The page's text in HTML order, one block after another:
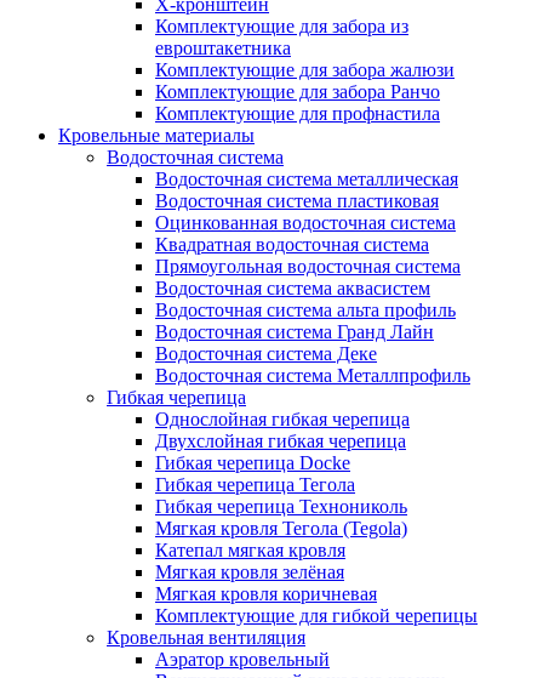
Х-кронштейн
Комплектующие для забора из
евроштакетника
Комплектующие для забора жалюзи
Комплектующие для забора Ранчо
Комплектующие для профнастила
Кровельные материалы
Водосточная система
Водосточная система металлическая
Водосточная система пластиковая
Оцинкованная водосточная система
Квадратная водосточная система
Прямоугольная водосточная система
Водосточная система аквасистем
Водосточная система альта профиль
Водосточная система Гранд Лайн
Водосточная система Деке
Водосточная система Металлпрофиль
Гибкая черепица
Однослойная гибкая черепица
Двухслойная гибкая черепица
Гибкая черепица Docke
Гибкая черепица Тегола
Гибкая черепица Технониколь
Мягкая кровля Тегола (Tegola)
Катепал мягкая кровля
Мягкая кровля зелёная
Мягкая кровля коричневая
Комплектующие для гибкой черепицы
Кровельная вентиляция
Аэратор кровельный